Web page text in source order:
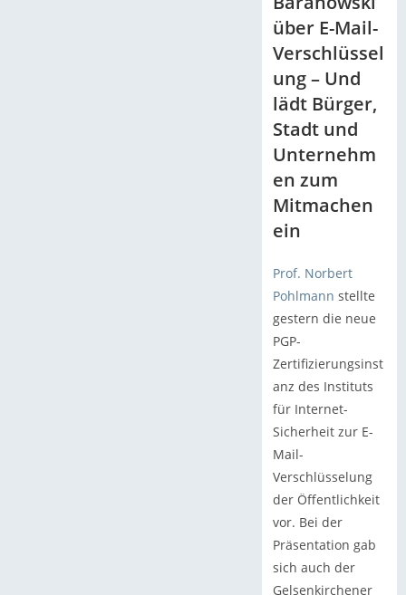
über E-Mail-
Verschlüssel
ung – Und
lädt Bürger,
Stadt und
Unternehm
en zum
Mitmachen
ein
Prof. Norbert
Pohlmann stellte
gestern die neue
PGP-
Zertifizierungsinst
anz des Instituts
für Internet-
Sicherheit zur E-
Mail-
Verschlüsselung
der Öffentlichkeit
vor. Bei der
Präsentation gab
sich auch der
Gelsenkirchener